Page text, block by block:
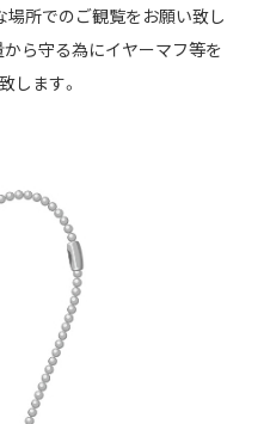
場所でのご観覧をお願い致し
から守る為にイヤーマフ等を
します。